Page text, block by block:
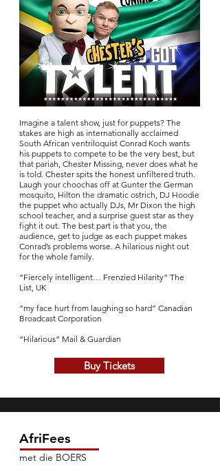
Imagine a talent show, just for puppets? The
stakes are high as internationally acclaimed
South African ventriloquist Conrad Koch wants
his puppets to compete to be the very best, but
that pariah, Chester Missing, never does what he
is told. Chester spits the honest unfiltered truth.
Laugh your choochas off at Gunter the German
mosquito, Hilton the dramatic ostrich, DJ Hoodie
the puppet who actually DJs, Mr Dixon the high
school teacher, and a surprise guest star as they
fight it out. The best part is that you, the
audience, get to judge as each puppet makes
Conrad’s problems worse. A hilarious night out
for the whole family.
“Fiercely intelligent… Frenzied Hilarity” The
List, UK
“my face hurt from laughing so hard” Canadian
Broadcast Corporation
“Hilarious” Mail & Guardian
Buy Tickets
AfriFees
met die BOERS